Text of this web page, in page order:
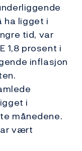
ha ligget i
tid, var
1,8 prosent i
inflasjon
i
månedene.
vært